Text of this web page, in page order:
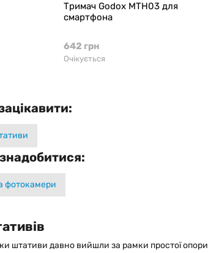
фотокамери
штативи давно вийшли за рамки простої опори
Тримач Godox MTH03 для
смартфона
642 грн
Очікується